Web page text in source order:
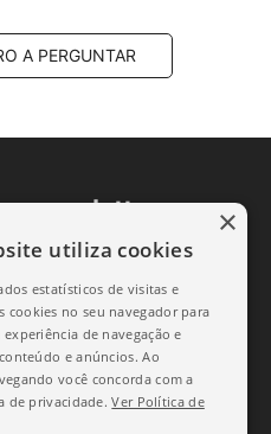
A PERGUNTAR
newsletter
promoções e
no seu e-mail.
utiliza cookies
estatísticos de visitas e
cookies no seu navegador para
de navegação e
e anúncios. Ao
você concorda com a
de privacidade.Ver Política de
×